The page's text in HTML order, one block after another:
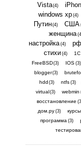
Vista(4)
windows xp (4)
Путин(4) США
женщина
настройка(4) рф
стихи (4) 1С
FreeBSD(3) IOS (3)
blogger(3)
hdd (3) ntfs (3)
virtual(3) webmin
восстановление
дом.ру (3) курсы
программа (3)